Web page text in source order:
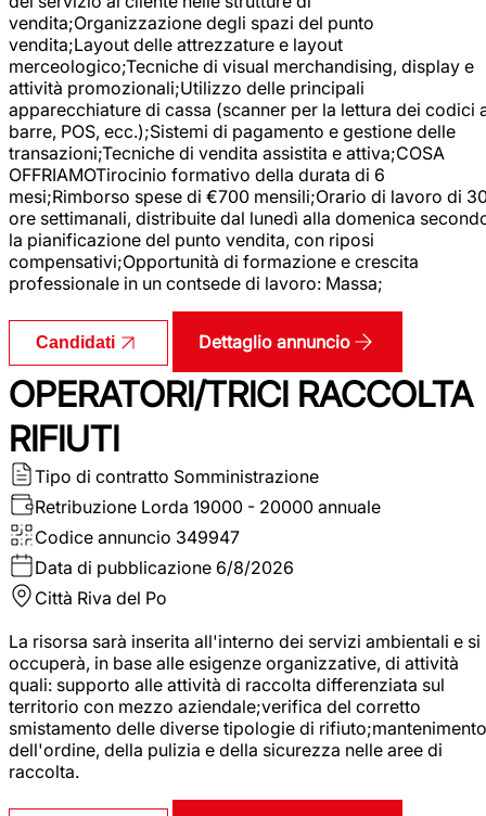
vendita;Organizzazione degli spazi del punto
vendita;Layout delle attrezzature e layout
merceologico;Tecniche di visual merchandising, display e
attività promozionali;Utilizzo delle principali
apparecchiature di cassa (scanner per la lettura dei codici
barre, POS, ecc.);Sistemi di pagamento e gestione delle
transazioni;Tecniche di vendita assistita e attiva;COSA
OFFRIAMOTirocinio formativo della durata di 6
mesi;Rimborso spese di €700 mensili;Orario di lavoro di
ore settimanali, distribuite dal lunedì alla domenica
la pianificazione del punto vendita, con riposi
compensativi;Opportunità di formazione e crescita
professionale in un contsede di lavoro: Massa;
Candidati Dettaglio annuncio
OPERATORI/TRICI RACCOLTA
RIFIUTI
Tipo di contratto Somministrazione
Retribuzione Lorda 19000 - 20000 annuale
Codice annuncio 349947
Data di pubblicazione 6/8/2026
Città Riva del Po
La risorsa sarà inserita all'interno dei servizi ambientali e si
occuperà, in base alle esigenze organizzative, di attività
quali: supporto alle attività di raccolta differenziata sul
territorio con mezzo aziendale;verifica del corretto
smistamento delle diverse tipologie di rifiuto;mantenimento
dell'ordine, della pulizia e della sicurezza nelle aree di
raccolta.